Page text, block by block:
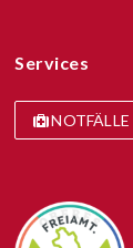
Services
NOTFÄLLE